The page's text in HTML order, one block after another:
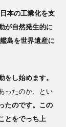
本の工業化を支
が自然発生的に
島を世界遺産に
し始めます。
ったのか、とい
たのです。この
とをでっち上